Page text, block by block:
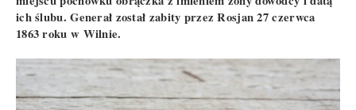
ich ślubu. Generał został zabity przez Rosjan 27 czerwca
1863 roku w Wilnie.